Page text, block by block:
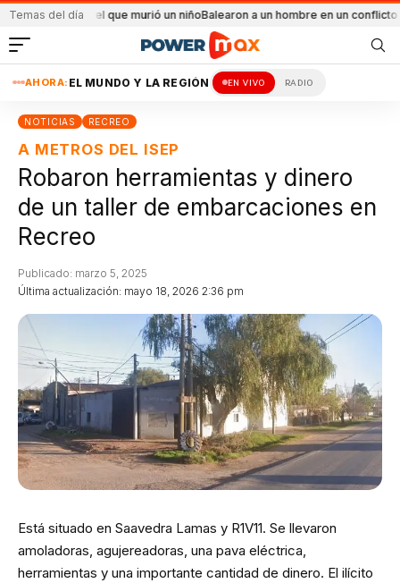
Temas del díaen el que murió un niñoBalearon a un hombre en un conflicto
AHORA: EL MUNDO Y LA REGIÓN EN VIVO RADIO
NOTICIAS RECREO
A METROS DEL ISEP
Robaron herramientas y dinero
de un taller de embarcaciones en
Recreo
Última actualización: mayo 18, 2026 2:36 pm
Publicado: marzo 5, 2025
Está situado en Saavedra Lamas y R1V11. Se llevaron
amoladoras, agujereadoras, una pava eléctrica,
herramientas y una importante cantidad de dinero. El ilícito